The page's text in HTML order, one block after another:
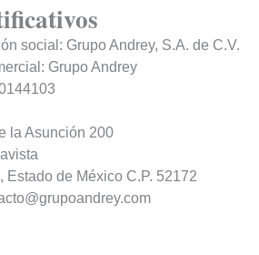
social: Grupo Andrey, S.A. de C.V.
Grupo Andrey
la Asunción 200
Estado de México C.P. 52172